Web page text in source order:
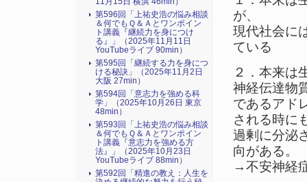
が、
現代社会に
ている
２．本来は
神経伝達物
であるアド
される時に
過剰に分泌
向がある。
→不安神経
第596回「上祐史浩の悩み相談
＆何でもＱ＆Ａとワンポイン
ト講義『継続力を身につけ
る』​」（2025年11月11日
YouTubeライブ 90min）
第595回「継続する力を身につ
ける秘訣」（2025年11月2日
大阪 27min）
第594回「意志力を強める科
学」（2025年10月26日 東京
48min）
第593回「上祐史浩の悩み相談
＆何でもＱ＆Ａとワンポイン
ト講義『意志力を強める方
法』​」（2025年10月23日
YouTubeライブ 88min）
第592回「精進の教え：人生を